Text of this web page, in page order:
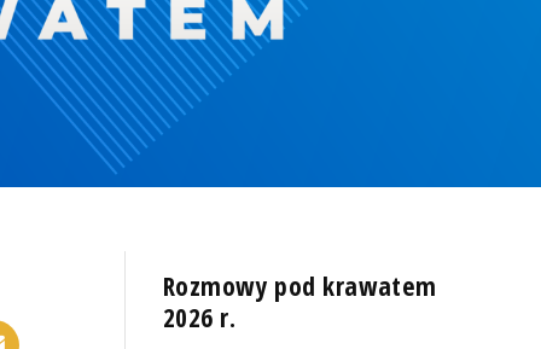
Rozmowy pod krawatem
2026 r.